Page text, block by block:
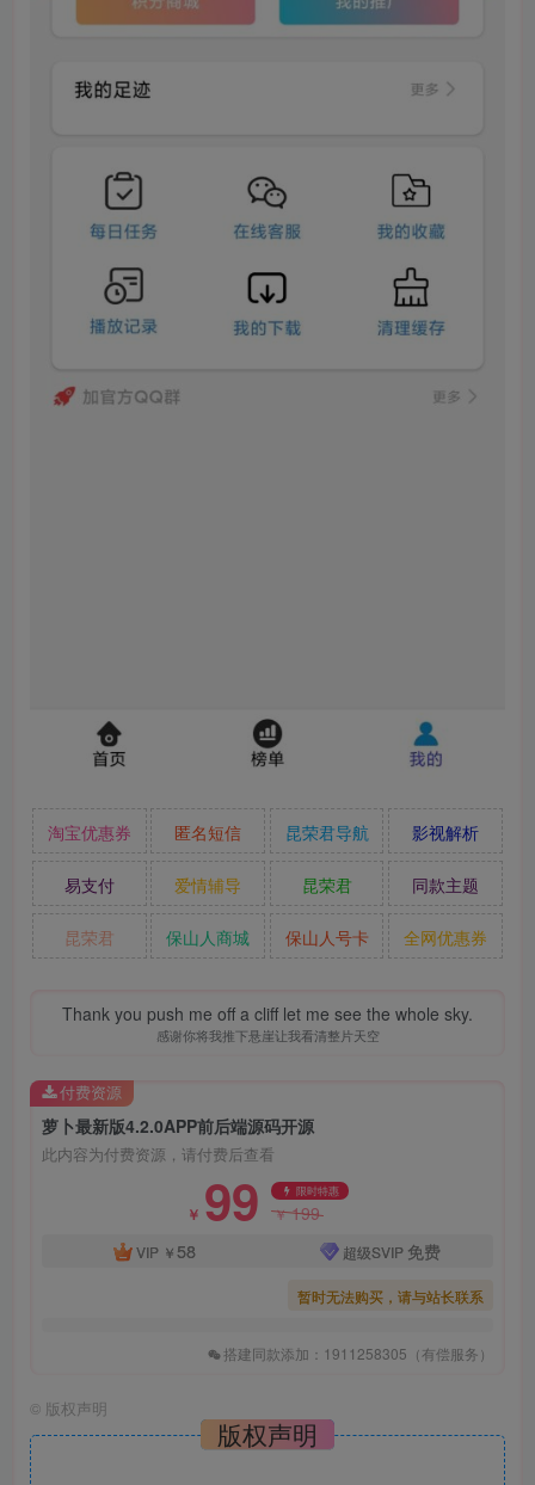
淘宝优惠券 匿名短信 昆荣君导航 影视解析
易支付 爱情辅导 昆荣君 同款主题
昆荣君 保山人商城 保山人号卡 全网优惠券
Thank you push me off a cliff let me see the whole sky.
感谢你将我推下悬崖让我看清整片天空
萝卜最新版4.2.0APP前后端源码开源
此内容为付费资源，请付费后查看
￥ 99 限时特惠
￥199
VIP ￥58 超级SVIP 免费
暂时无法购买，请与站长联系
搭建同款添加：1911258305（有偿服务）
付费资源
© 版权声明
版权声明